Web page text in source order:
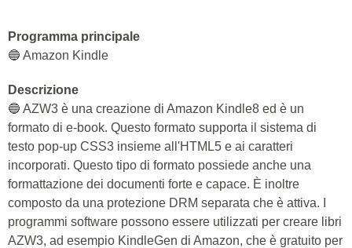
Programma principale
🔵 Amazon Kindle
Descrizione
🔵 AZW3 è una creazione di Amazon Kindle8 ed è un
formato di e-book. Questo formato supporta il sistema di
testo pop-up CSS3 insieme all'HTML5 e ai caratteri
incorporati. Questo tipo di formato possiede anche una
formattazione dei documenti forte e capace. È inoltre
composto da una protezione DRM separata che è attiva. I
programmi software possono essere utilizzati per creare libri
AZW3, ad esempio KindleGen di Amazon, che è gratuito per